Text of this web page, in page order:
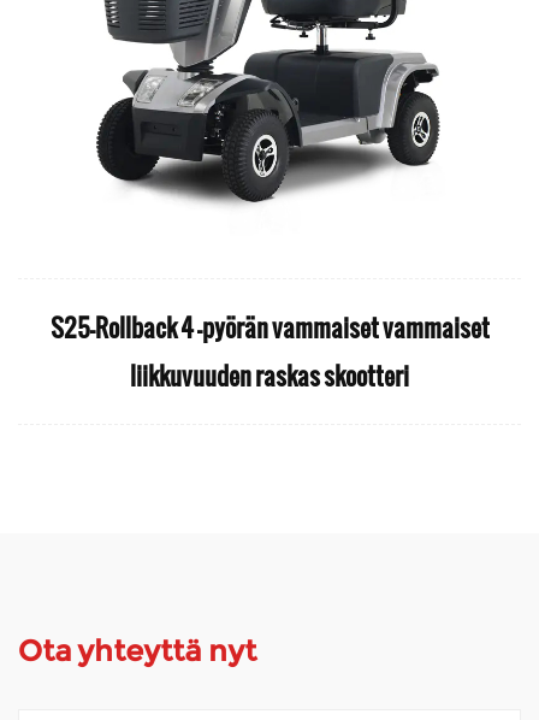
S25-Rollback 4 -pyörän vammaiset vammaiset
liikkuvuuden raskas skootteri
Ota yhteyttä nyt